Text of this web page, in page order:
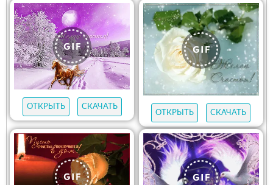
ОТКРЫТЬ СКАЧАТЬ
ОТКРЫТЬ СКАЧАТЬ